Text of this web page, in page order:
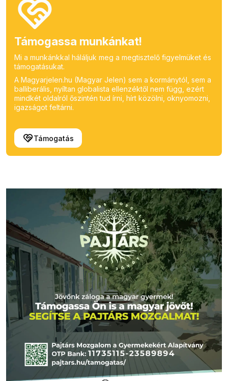
Támogassa munkánkat!
Mi a munkánkkal háláljuk meg a megtisztelő figyelmüket és
támogatásukat.
A Magyarjelen.hu (Magyar Jelen) sem a kormánytól, sem a
balliberális, nyíltan globalista ellenzéktől nem függ, ezért
mindkét oldalról őszintén tud írni, hírt közölni, oknyomozni,
igazságot feltárni.
Támogatás